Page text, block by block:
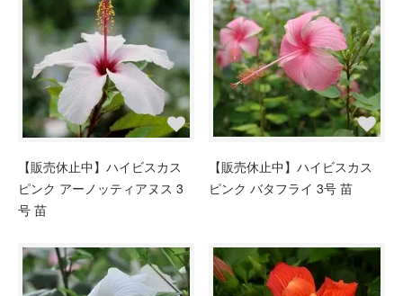
【販売休止中】ハイビスカス
ピンク アーノッティアヌス 3
号 苗
【販売休止中】ハイビスカス
ピンク バタフライ 3号 苗